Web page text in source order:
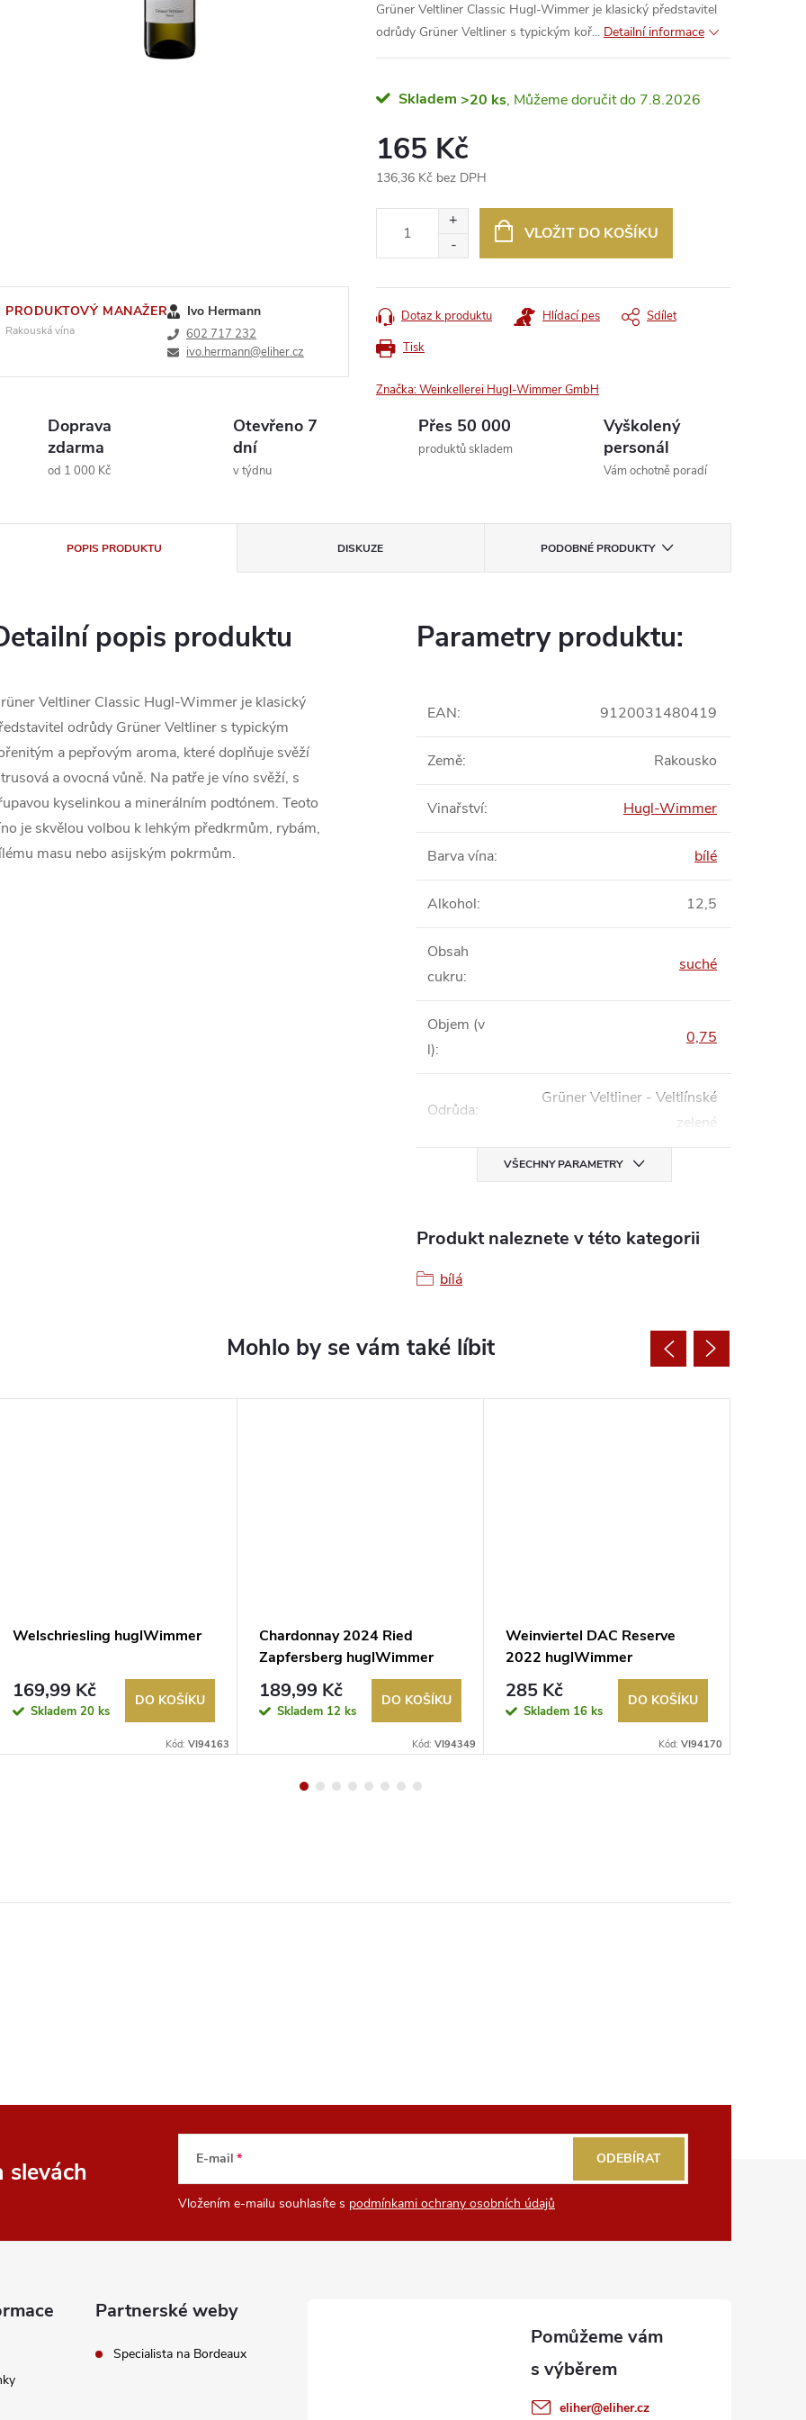
PRODUKTOVÝ MANAŽER
Rakouská vína
Ivo Hermann
602 717 232
ivo.hermann@eliher.cz
Grüner Veltliner Classic Hugl-Wimmer je klasický představitel
odrůdy Grüner Veltliner s typickým koř... Detailní informace
Skladem >20 ks 7.8.2026
165 Kč
136,36 Kč bez DPH
VLOŽIT DO KOŠÍKU
Tisk
Dotaz k produktu Hlídací pes Sdílet
Značka:Weinkellerei Hugl-Wimmer GmbH
Doprava
zdarma
od 1 000 Kč
Otevřeno 7
dní
v týdnu
Přes 50 000
produktů skladem
Vyškolený
personál
Vám ochotně poradí
POPIS PRODUKTU DISKUZE PODOBNÉ PRODUKTY
popis produktu
Veltliner Classic Hugl-Wimmer je klasický
odrůdy Grüner Veltliner s typickým
a pepřovým aroma, které doplňuje svěží
a ovocná vůně. Na patře je víno svěží, s
kyselinkou a minerálním podtónem. Teoto
je skvělou volbou k lehkým předkrmům, rybám,
masu nebo asijským pokrmům.
Parametry produktu:
EAN: 9120031480419
Země: Rakousko
Vinařství: Hugl-Wimmer
Barva vína: bílé
Alkohol: 12,5
Obsah
cukru:
suché
Objem (v
l):
0,75
Odrůda:
Grüner Veltliner - Veltlínské
zelené
VŠECHNY PARAMETRY
Produkt naleznete v této kategorii
bílá
Welschriesling huglWimmer
169,99 Kč
Skladem 20 ks
DO KOŠÍKU
Kód: VI94163
Chardonnay 2024 Ried
Zapfersberg huglWimmer
189,99 Kč
Skladem 12 ks
DO KOŠÍKU
Kód: VI94349
Weinviertel DAC Reserve
2022 huglWimmer
285 Kč
Skladem 16 ks
DO KOŠÍKU
Kód: VI94170
slevách E-mail
Vložením e-mailu souhlasíte s podmínkami ochrany osobních údajů
ODEBÍRAT
Partnerské weby
Specialista na Bordeaux
eliher@eliher.cz